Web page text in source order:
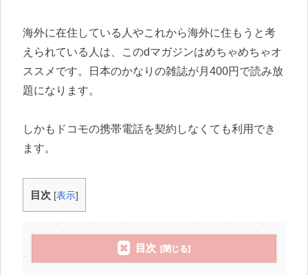
海外に在住している人やこれから海外に住もうと考
えられている人は、このdマガジンはめちゃめちゃオ
ススメです。日本のかなりの雑誌が月400円で読み放
題になります。
しかもドコモの携帯電話を契約しなくても利用でき
ます。
目次 [表示]
目次